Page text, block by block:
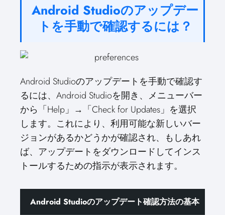
Android Studioのアップデー
トを手動で確認するには？
Android Studioのアップデートを手動で確認す
るには、Android Studioを開き、メニューバー
から「Help」→「Check for Updates」を選択
します。これにより、利用可能な新しいバー
ジョンがあるかどうかが確認され、もしあれ
ば、アップデートをダウンロードしてインス
トールするための指示が表示されます。
Android Studioのアップデート確認方法の基本